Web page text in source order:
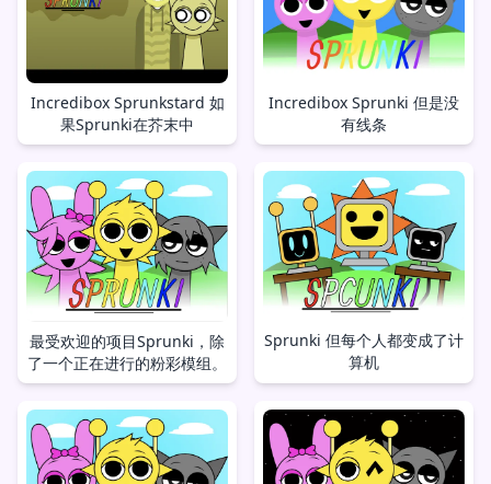
Incredibox Sprunkstard 如
果Sprunki在芥末中
Incredibox Sprunki 但是没
有线条
最受欢迎的项目Sprunki，除
了一个正在进行的粉彩模组。
Sprunki 但每个人都变成了计
算机